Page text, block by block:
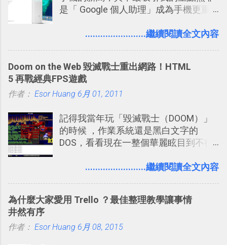
自由也很有趣的一個地方，我可以無拘
利用Twitter來嘗試各種可能。例如 目前
些軟體更新、網站服務的資訊，未來也
很想試試看是否能加入短評，或者對於
電腦玩物介紹過的資訊作補充，讓我的
的 碎碎念版電腦玩物 。不過你不需要像
我這麼認真，因為 我也很喜歡在Twitter
上面看到各種突如其來的生活雜感、毫
好像把大家的生活用一種很自然無隔
Twitter的服務目前並不少見，台灣
Twitter型服務，而最近一向簡約的
是「 Google 個人助理」成為手機更重
「這是他使用過最聰明的一台智慧型手
問、可以找出特殊的照片、可以規劃我
們的行程，也能幫我們安排時間。 其實
如果單從後面幾個「功能面」來看， 這
內建在我們的 Google 系統中，甚至大
多在 Android 與 iPhone 手機上都能使
用。
........................繼續閱讀全文內容
Doom on the Web 毀滅戰士重出網路！HTML
5 再戰經典FPS遊戲
作者： Esor Huang 6月 01, 2011
記得我當年玩「毀滅戰士（DOOM）」
的時候 ，作業系統還是黑白文字的
DOS，看看現在一整個華麗眩目到不行
過的第一款 FPS遊戲 （應該也是世界上
來看DOOM的畫面簡直慘不忍睹，但如
想必還是會有一番美好的回味。 還好我
........................繼續閱讀全文內容
為什麼大家愛用 Trello ？最佳整理教學讓事情
井然有序
作者： Esor Huang 6月 08, 2015